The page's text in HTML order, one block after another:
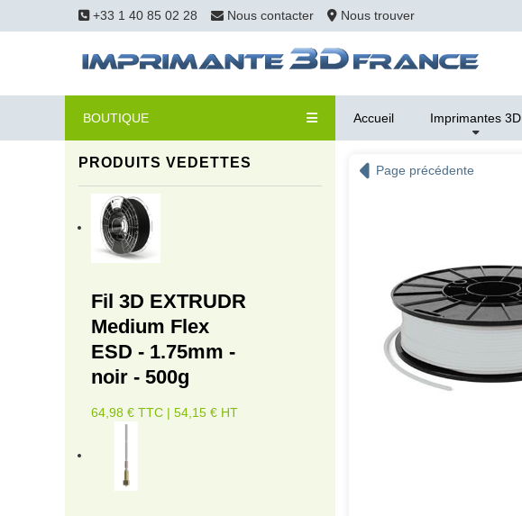
+33 1 40 85 02 28 Nous contacter Nous trouver
BOUTIQUE Accueil Imprimantes 3D
PRODUITS VEDETTES
Fil 3D EXTRUDR
Medium Flex
ESD - 1.75mm -
noir - 500g
64,98 € TTC | 54,15 € HT
Page précédente